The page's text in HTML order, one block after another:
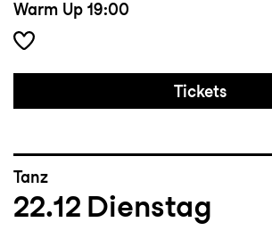
Warm Up 19:00
Tickets
Tanz
22.12 Dienstag